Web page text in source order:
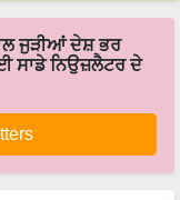
ਜੁੜੀਆਂ ਦੇਸ਼ ਭਰ
ਸਾਡੇ ਨਿਉਜ਼ਲੈਟਰ ਦੇ